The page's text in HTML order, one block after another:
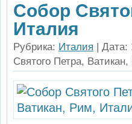
Собор
Италия
Рубрика: Италия | Дата:
Святого Петра,